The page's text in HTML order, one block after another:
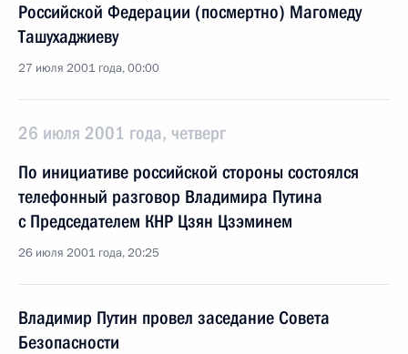
Российской Федерации (посмертно) Магомеду
Ташухаджиеву
27 июля 2001 года, 00:00
26 июля 2001 года, четверг
По инициативе российской стороны состоялся
телефонный разговор Владимира Путина
с Председателем КНР Цзян Цзэминем
26 июля 2001 года, 20:25
Владимир Путин провел заседание Совета
Безопасности